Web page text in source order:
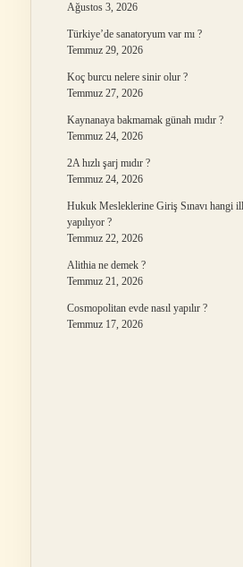
Ağustos 3, 2026
Türkiye’de sanatoryum var mı ?
Temmuz 29, 2026
Koç burcu nelere sinir olur ?
Temmuz 27, 2026
Kaynanaya bakmamak günah mıdır ?
Temmuz 24, 2026
2A hızlı şarj mıdır ?
Temmuz 24, 2026
Hukuk Mesleklerine Giriş Sınavı hangi
yapılıyor ?
Temmuz 22, 2026
Alithia ne demek ?
Temmuz 21, 2026
Cosmopolitan evde nasıl yapılır ?
Temmuz 17, 2026